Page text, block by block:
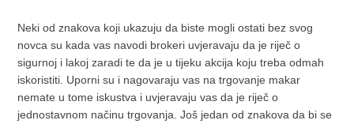
Neki od znakova koji ukazuju da biste mogli ostati bez svog
novca su kada vas navodi brokeri uvjeravaju da je riječ o
sigurnoj i lakoj zaradi te da je u tijeku akcija koju treba odmah
iskoristiti. Uporni su i nagovaraju vas na trgovanje makar
nemate u tome iskustva i uvjeravaju vas da je riječ o
jednostavnom načinu trgovanja. Još jedan od znakova da bi se